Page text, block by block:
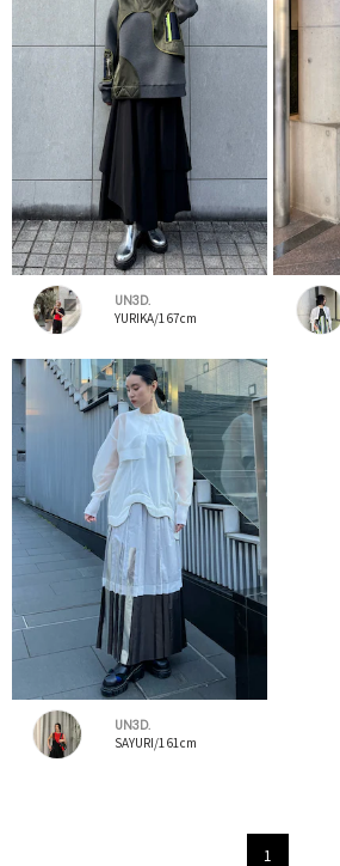
UN3D.
YURIKA/167cm
UN3D.
SAYURI/161cm
1